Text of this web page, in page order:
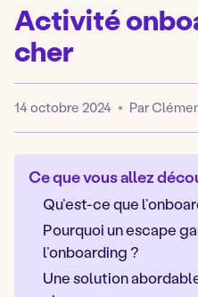
Activité
cher
Publié
14 octobre 2024 Par
Ce que vous allez
Qu’est-ce que
Pourquoi un escape
l’onboarding ?
Une solution